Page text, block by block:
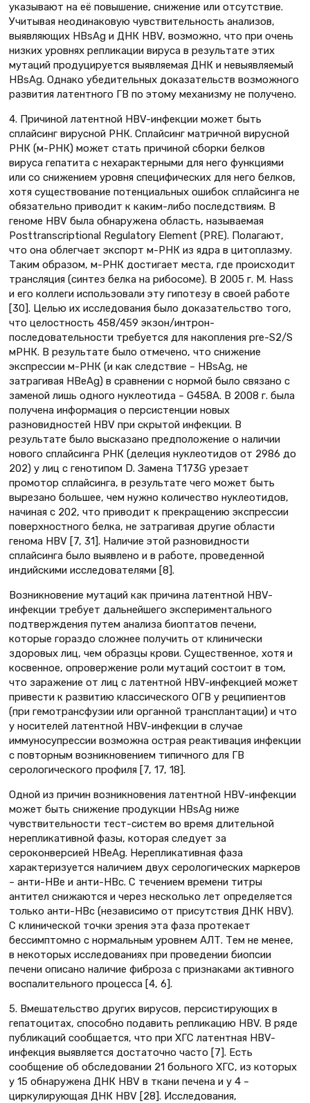
указывают на её повышение, снижение или отсутствие.
Учитывая неодинаковую чувствительность анализов,
выявляющих HBsAg и ДНК НВV, возможно, что при очень
низких уровнях репликации вируса в результате этих
мутаций продуцируется выявляемая ДНК и невыявляемый
HBsAg. Однако убедительных доказательств возможного
развития латентного ГВ по этому механизму не получено.
4. Причиной латентной HBV-инфекции может быть
сплайсинг вирусной РНК. Сплайсинг матричной вирусной
РНК (м-РНК) может стать причиной сборки белков
вируса гепатита с нехарактерными для него функциями
или со снижением уровня специфических для него белков,
хотя существование потенциальных ошибок сплайсинга не
обязательно приводит к каким-либо последствиям. В
геноме НВV была обнаружена область, называемая
Posttranscriptional Regulatory Element (PRE). Полагают,
что она облегчает экспорт м-РНК из ядра в цитоплазму.
Таким образом, м-РНК достигает места, где происходит
трансляция (синтез белка на рибосоме). В 2005 г. М. Hass
и его коллеги использовали эту гипотезу в своей работе
[30]. Целью их исследования было доказательство того,
что целостность 458/459 экзон/интрон-
последовательности требуется для накопления pre-S2/S
мРНК. В результате было отмечено, что снижение
экспрессии м-РНК (и как следствие – HBsAg, не
затрагивая HBeAg) в сравнении с нормой было связано с
заменой лишь одного нуклеотида – G458A. В 2008 г. была
получена информация о персистенции новых
разновидностей НВV при скрытой инфекции. В
результате было высказано предположение о наличии
нового сплайсинга РНК (делеция нуклеотидов от 2986 до
202) у лиц с генотипом D. Замена T173G урезает
промотор сплайсинга, в результате чего может быть
вырезано большее, чем нужно количество нуклеотидов,
начиная с 202, что приводит к прекращению экспрессии
поверхностного белка, не затрагивая другие области
генома НВV [7, 31]. Наличие этой разновидности
сплайсинга было выявлено и в работе, проведенной
индийскими исследователями [8].
Возникновение мутаций как причина латентной HBV-
инфекции требует дальнейшего экспериментального
подтверждения путем анализа биоптатов печени,
которые гораздо сложнее получить от клинически
здоровых лиц, чем образцы крови. Существенное, хотя и
косвенное, опровержение роли мутаций состоит в том,
что заражение от лиц с латентной HBV-инфекцией может
привести к развитию классического ОГВ у реципиентов
(при гемотрансфузии или органной трансплантации) и что
у носителей латентной HBV-инфекции в случае
иммуносупрессии возможна острая реактивация инфекции
с повторным возникновением типичного для ГВ
серологического профиля [7, 17, 18].
Одной из причин возникновения латентной HBV-инфекции
может быть снижение продукции HBsAg ниже
чувствительности тест-систем во время длительной
нерепликативной фазы, которая следует за
сероконверсией HBeAg. Нерепликативная фаза
характеризуется наличием двух серологических маркеров
– анти-НВе и анти-НВс. С течением времени титры
антител снижаются и через несколько лет определяется
только анти-НВс (независимо от присутствия ДНК НВV).
С клинической точки зрения эта фаза протекает
бессимптомно с нормальным уровнем АЛТ. Тем не менее,
в некоторых исследованиях при проведении биопсии
печени описано наличие фиброза с признаками активного
воспалительного процесса [4, 6].
5. Вмешательство других вирусов, персистирующих в
гепатоцитах, способно подавить репликацию НВV. В ряде
публикаций сообщается, что при ХГС латентная HBV-
инфекция выявляется достаточно часто [7]. Есть
сообщение об обследовании 21 больного ХГС, из которых
у 15 обнаружена ДНК НВV в ткани печена и у 4 –
циркулирующая ДНК НВV [28]. Исследования,